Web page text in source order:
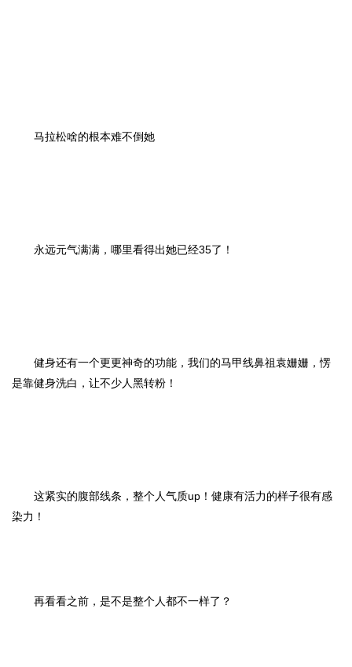
马拉松啥的根本难不倒她
永远元气满满，哪里看得出她已经35了！
健身还有一个更更神奇的功能，我们的马甲线鼻祖袁姗姗，愣
是靠健身洗白，让不少人黑转粉！
这紧实的腹部线条，整个人气质up！健康有活力的样子很有感
染力！
再看看之前，是不是整个人都不一样了？